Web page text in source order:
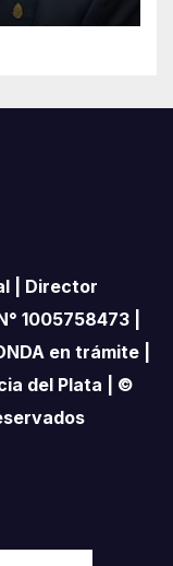
| Director
1005758473 |
en trámite |
del Plata | ©